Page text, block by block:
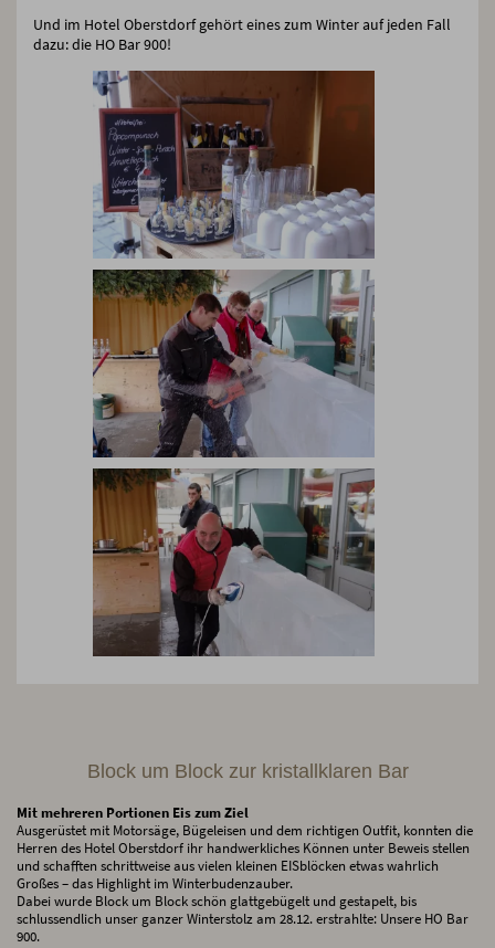
Und im Hotel Oberstdorf gehört eines zum Winter auf jeden Fall
dazu: die HO Bar 900!
Block um Block zur kristallklaren Bar
Mit mehreren Portionen Eis zum Ziel
Ausgerüstet mit Motorsäge, Bügeleisen und dem richtigen Outfit, konnten die
Herren des Hotel Oberstdorf ihr handwerkliches Können unter Beweis stellen
und schafften schrittweise aus vielen kleinen EISblöcken etwas wahrlich
Großes – das Highlight im Winterbudenzauber.
Dabei wurde Block um Block schön glattgebügelt und gestapelt, bis
schlussendlich unser ganzer Winterstolz am 28.12. erstrahlte: Unsere HO Bar
900.